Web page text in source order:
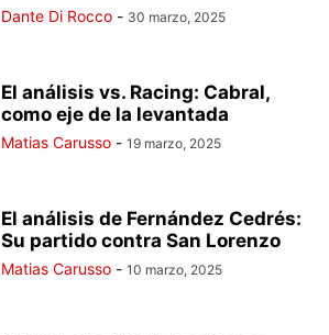
Dante Di Rocco - 30 marzo, 2025
El análisis vs. Racing: Cabral,
como eje de la levantada
Matias Carusso - 19 marzo, 2025
El análisis de Fernández Cedrés:
Su partido contra San Lorenzo
Matias Carusso - 10 marzo, 2025